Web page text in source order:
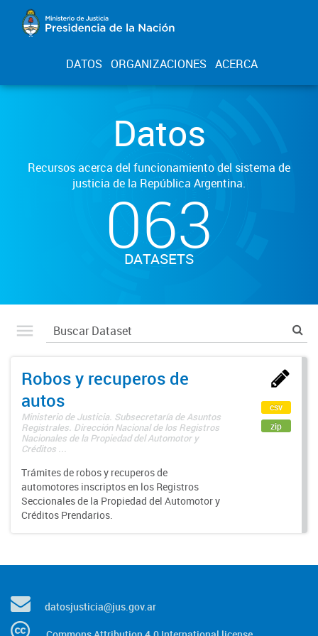
DATOS ORGANIZACIONES ACERCA
Datos
Recursos acerca del funcionamiento del sistema de
justicia de la República Argentina.
063
DATASETS
Robos y recuperos de
autos
Ministerio de Justicia. Subsecretaría de Asuntos
Registrales. Dirección Nacional de los Registros
Nacionales de la Propiedad del Automotor y
Créditos ...
Trámites de robos y recuperos de
automotores inscriptos en los Registros
Seccionales de la Propiedad del Automotor y
Créditos Prendarios.
csv
zip
datosjusticia@jus.gov.ar